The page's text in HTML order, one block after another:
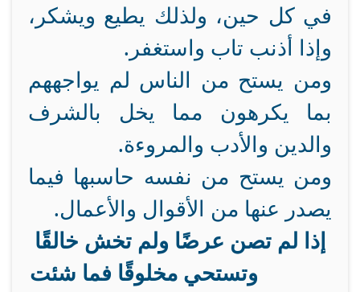
في كل حين، ولذلك يطيع ويشكر،
وإذا أذنب تاب واستغفر.
ومن يستح من الناس لم يواجههم
بما يكرهون مما يخل بالشرف
والدين والأدب والمروءة.
ومن يستح من نفسه حاسبها فيما
يصدر عنها من الأقوال والأعمال.
إذا لم تصن عرضًا ولم تخش خالقًا
وتستحي مخلوقًا فما شئت